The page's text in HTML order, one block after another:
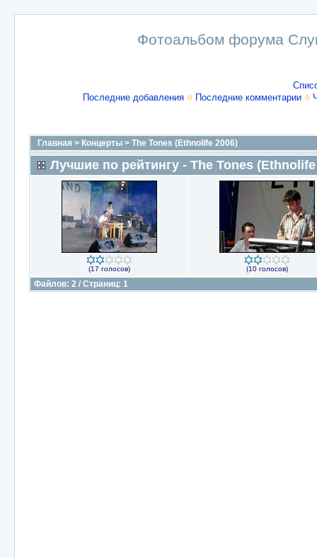
Фотоальбом форума
Последние добавления
Последние комментарии
Главная > Концерты > The Tones (Ethnolife 2006)
Лучшие по рейтингу - The Tones (Ethnolife
(17 голосов) (10 голосов)
Файлов: 2 / Страниц: 1